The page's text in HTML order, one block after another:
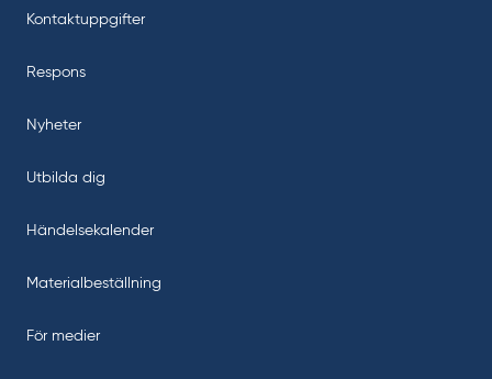
Kontaktuppgifter
Respons
Nyheter
Utbilda dig
Händelsekalender
Materialbeställning
För medier